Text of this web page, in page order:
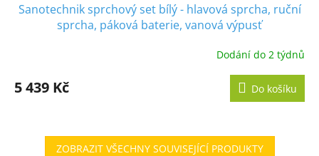
Sanotechnik sprchový set bílý - hlavová sprcha, ruční
sprcha, páková baterie, vanová výpusť
Dodání do 2 týdnů
5 439 Kč Do košíku
ZOBRAZIT VŠECHNY SOUVISEJÍCÍ PRODUKTY